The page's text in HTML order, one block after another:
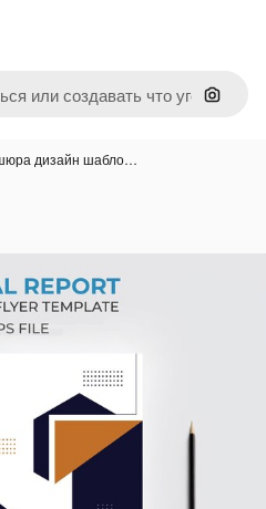
Поиск
дизайн шабло…